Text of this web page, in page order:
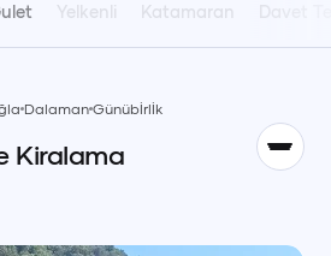
TR
English
Yelkenli Katamaran
Dalaman Günübİrlİk
Kiralama